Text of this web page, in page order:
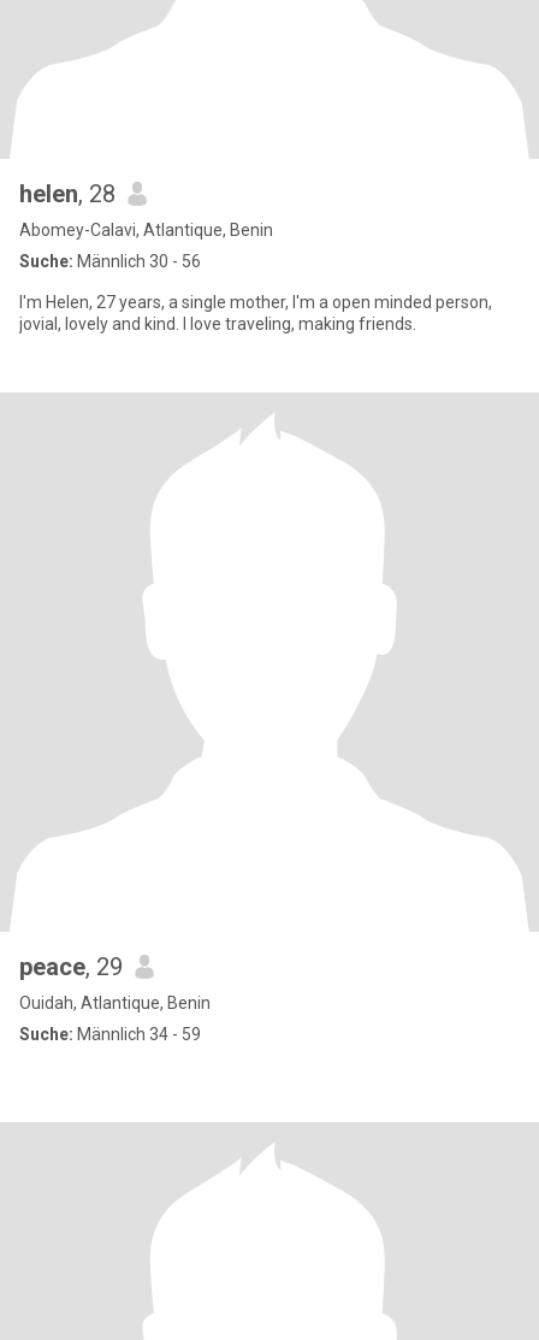
helen, 28
Abomey-Calavi, Atlantique, Benin
Suche: Männlich 30 - 56
I'm Helen, 27 years, a single mother, I'm a open minded person,
jovial, lovely and kind. I love traveling, making friends.
peace, 29
Ouidah, Atlantique, Benin
Suche: Männlich 34 - 59